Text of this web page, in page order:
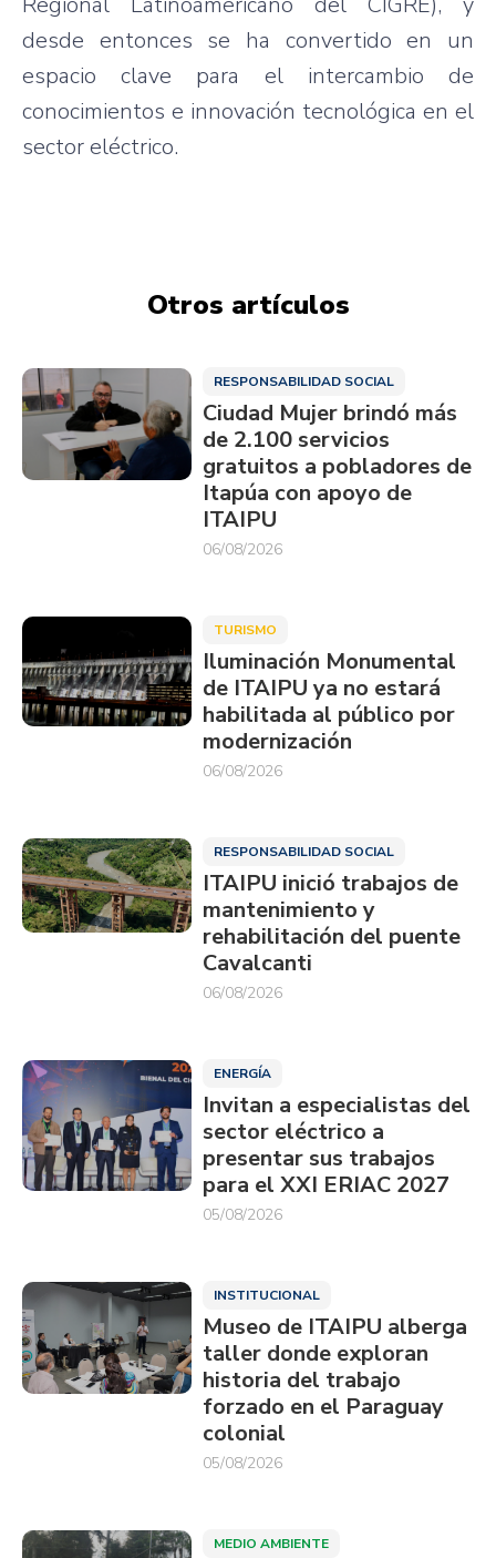
desde entonces se ha convertido en un
espacio clave para el intercambio de
conocimientos e innovación tecnológica en el
sector eléctrico.
Otros artículos
RESPONSABILIDAD SOCIAL
Ciudad Mujer brindó más
de 2.100 servicios
gratuitos a pobladores de
Itapúa con apoyo de
ITAIPU
06/08/2026
TURISMO
Iluminación Monumental
de ITAIPU ya no estará
habilitada al público por
modernización
06/08/2026
RESPONSABILIDAD SOCIAL
ITAIPU inició trabajos de
mantenimiento y
rehabilitación del puente
Cavalcanti
06/08/2026
ENERGÍA
Invitan a especialistas del
sector eléctrico a
presentar sus trabajos
para el XXI ERIAC 2027
05/08/2026
INSTITUCIONAL
Museo de ITAIPU alberga
taller donde exploran
historia del trabajo
forzado en el Paraguay
colonial
05/08/2026
MEDIO AMBIENTE